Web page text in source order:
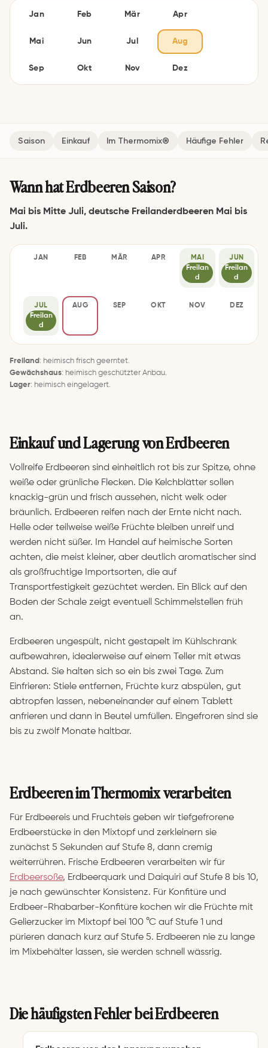
Jan Feb Mär Apr
Mai Jun Jul Aug
Sep Okt Nov Dez
Saison Einkauf Im Thermomix® Häufige Fehler
Wann hat Erdbeeren Saison?
Mai bis Mitte Juli, deutsche Freilanderdbeeren Mai bis
Juli.
JAN
FEB
MÄR
APR
MAI
Freilan
d
JUN
Freilan
d
JUL
Freilan
d
AUG
SEP
OKT
NOV
DEZ
Freiland : heimisch frisch geerntet.
Gewächshaus: heimisch geschützter Anbau.
Lager: heimisch eingelagert.
Einkauf und Lagerung von Erdbeeren
Vollreife Erdbeeren sind einheitlich rot bis zur Spitze, ohne
weiße oder grünliche Flecken. Die Kelchblätter sollen
knackig-grün und frisch aussehen, nicht welk oder
bräunlich. Erdbeeren reifen nach der Ernte nicht nach.
Helle oder teilweise weiße Früchte bleiben unreif und
werden nicht süßer. Im Handel auf heimische Sorten
achten, die meist kleiner, aber deutlich aromatischer sind
als großfruchtige Importsorten, die auf
Transportfestigkeit gezüchtet werden. Ein Blick auf den
Boden der Schale zeigt eventuell Schimmelstellen früh
an.
Erdbeeren ungespült, nicht gestapelt im Kühlschrank
aufbewahren, idealerweise auf einem Teller mit etwas
Abstand. Sie halten sich so ein bis zwei Tage. Zum
Einfrieren: Stiele entfernen, Früchte kurz abspülen, gut
abtropfen lassen, nebeneinander auf einem Tablett
anfrieren und dann in Beutel umfüllen. Eingefroren sind sie
bis zu zwölf Monate haltbar.
Erdbeeren im Thermomix verarbeiten
Für Erdbeereis und Fruchteis geben wir tiefgefrorene
Erdbeerstücke in den Mixtopf und zerkleinern sie
zunächst 5 Sekunden auf Stufe 8, dann cremig
weiterrühren. Frische Erdbeeren verarbeiten wir für
Erdbeersoße, Erdbeerquark und Daiquiri auf Stufe 8 bis 10,
je nach gewünschter Konsistenz. Für Konfitüre und
Erdbeer-Rhabarber-Konfitüre kochen wir die Früchte mit
Gelierzucker im Mixtopf bei 100 °C auf Stufe 1 und
pürieren danach kurz auf Stufe 5. Erdbeeren nie zu lange
im Mixbehälter lassen, sie werden schnell wässrig.
Die häufigsten Fehler bei Erdbeeren